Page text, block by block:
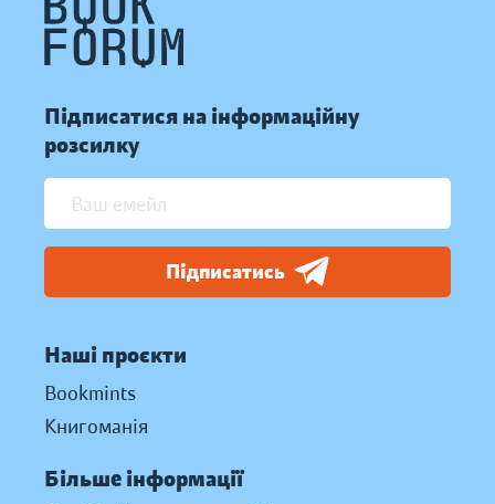
Підписатися на інформаційну
розсилку
Підписатись
Наші проєкти
Bookmints
Книгоманія
Більше інформації